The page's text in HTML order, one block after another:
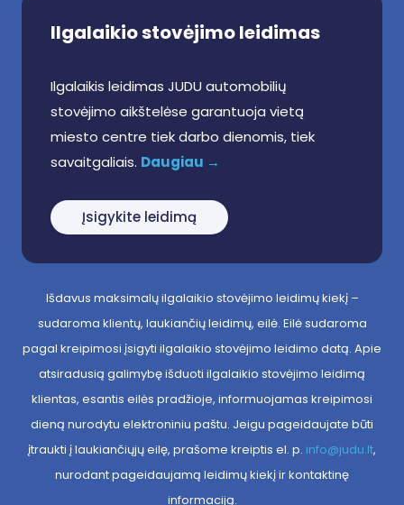
Ilgalaikio stovėjimo leidimas
Ilgalaikis leidimas JUDU automobilių
stovėjimo aikštelėse garantuoja vietą
miesto centre tiek darbo dienomis, tiek
savaitgaliais. Daugiau →
Įsigykite leidimą
Išdavus maksimalų ilgalaikio stovėjimo leidimų kiekį –
sudaroma klientų, laukiančių leidimų, eilė. Eilė sudaroma
pagal kreipimosi įsigyti ilgalaikio stovėjimo leidimo datą. Apie
atsiradusią galimybę išduoti ilgalaikio stovėjimo leidimą
klientas, esantis eilės pradžioje, informuojamas kreipimosi
dieną nurodytu elektroniniu paštu. Jeigu pageidaujate būti
įtraukti į laukiančiųjų eilę, prašome kreiptis el. p. info@judu.lt,
nurodant pageidaujamą leidimų kiekį ir kontaktinę
informaciją.